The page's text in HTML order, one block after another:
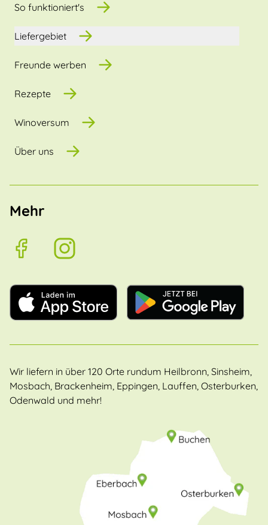
So funktioniert's
Liefergebiet
Freunde werben
Rezepte
Winoversum
Über uns
Mehr
Wir liefern in über 120 Orte rundum Heilbronn, Sinsheim,
Mosbach, Brackenheim, Eppingen, Lauffen, Osterburken,
Odenwald und mehr!